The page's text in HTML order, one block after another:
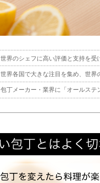
世界のシェフに高い評価と支持を受
世界各国で大きな注目を集め、世
包丁メーカー・業界に「オールステ